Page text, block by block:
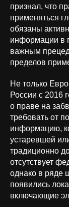
признал, что
применяться
обязаны
информации в
важным
пределов
Не только
России с 2016
о праве на
требовать от
информацию,
устаревшей
традиционно
отсутствует
однако в ряде
появились
включающие